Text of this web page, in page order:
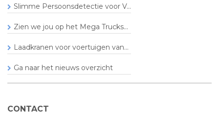
Slimme Persoonsdetectie voor V...
Zien we jou op het Mega Trucks...
Laadkranen voor voertuigen van...
Ga naar het nieuws overzicht
CONTACT